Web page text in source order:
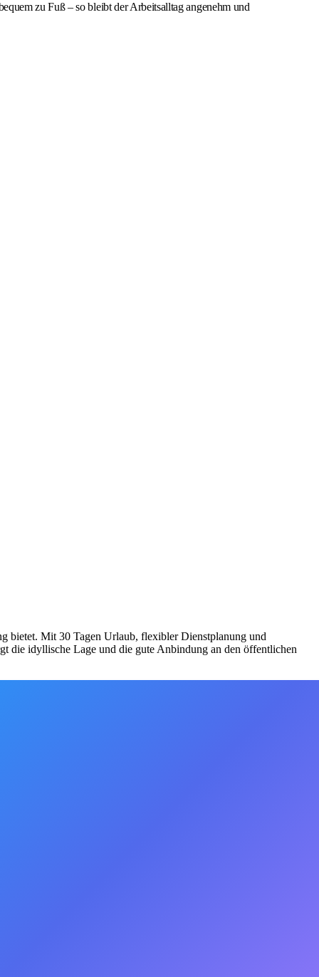
zu Fuß – so bleibt der Arbeitsalltag angenehm und
bietet. Mit 30 Tagen Urlaub, flexibler Dienstplanung und
die idyllische Lage und die gute Anbindung an den öffentlichen